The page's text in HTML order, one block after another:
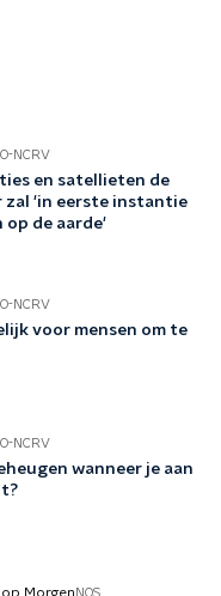
NCRV
en satellieten de
zal 'in eerste instantie
op de aarde'
NCRV
voor mensen om te
NCRV
wanneer je aan
Morgen NOS